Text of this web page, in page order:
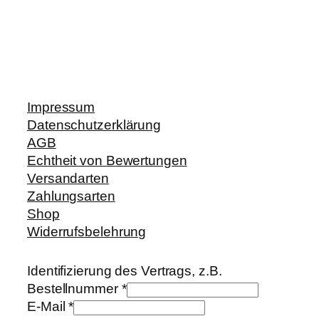
Impressum
Datenschutzerklärung
AGB
Echtheit von Bewertungen
Versandarten
Zahlungsarten
Shop
Widerrufsbelehrung
Identifizierung des Vertrags, z.B.
Bestellnummer *
E-Mail*